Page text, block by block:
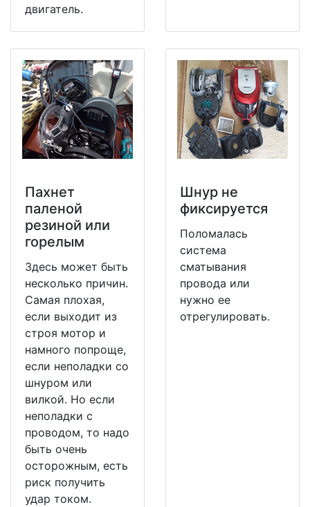
двигатель.
Пахнет
паленой
резиной или
горелым
Здесь может быть
несколько причин.
Самая плохая,
если выходит из
строя мотор и
намного попроще,
если неполадки со
шнуром или
вилкой. Но если
неполадки с
проводом, то надо
быть очень
осторожным, есть
риск получить
удар током.
Шнур не
фиксируется
Поломалась
система
сматывания
провода или
нужно ее
отрегулировать.